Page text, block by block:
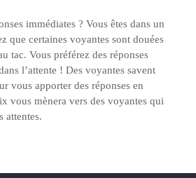
immédiates ? Vous êtes dans un
que certaines voyantes sont douées
tac. Vous préférez des réponses
l’attente ! Des voyantes savent
vous apporter des réponses en
vous mènera vers des voyantes qui
attentes.